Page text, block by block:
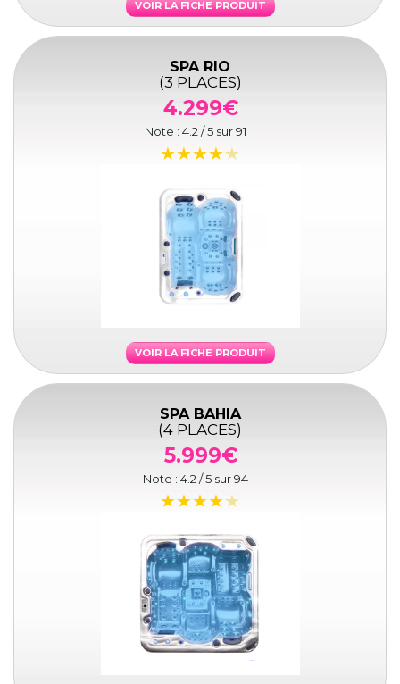
VOIR LA FICHE PRODUIT
SPA RIO
(3 PLACES)
4.299€
Note : 4.2 / 5 sur91
VOIR LA FICHE PRODUIT
SPA BAHIA
(4 PLACES)
5.999€
Note : 4.2 / 5 sur94